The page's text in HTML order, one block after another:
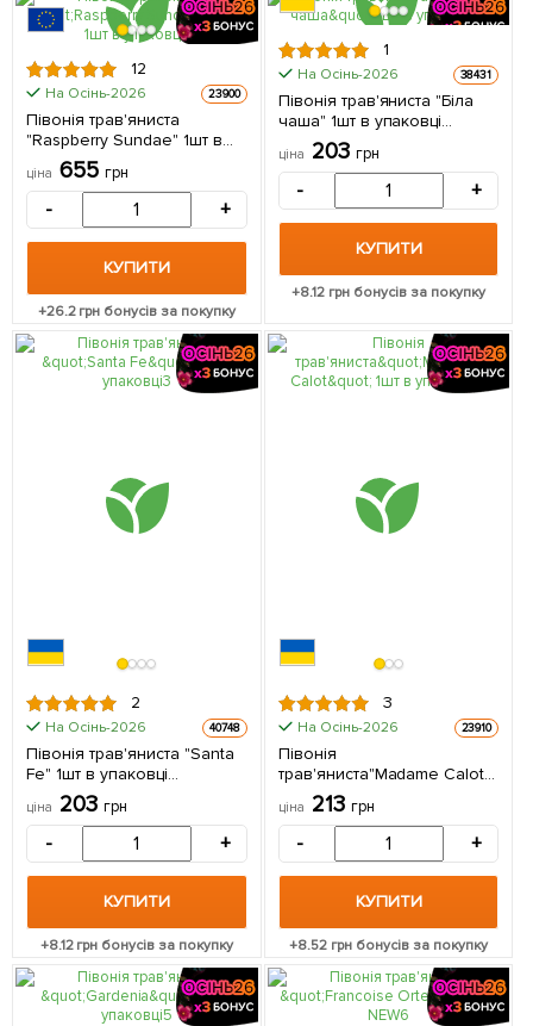
12
На Осінь-2026 23900
Півонія трав'яниста
"Raspberry Sundae" 1шт в
упаковці (Кореневище)
ціна 655 грн
- +
КУПИТИ
+26.2грн бонусів за покупку
1
На Осінь-2026 38431
Півонія трав'яниста "Біла
чаша" 1шт в упаковці
(Кореневище)
ціна 203 грн
- +
КУПИТИ
+8.12 грн бонусів за покупку
2
На Осінь-2026 40748
Півонія трав'яниста "Santa
Fe" 1шт в упаковці
(Кореневище)
ціна 203 грн
- +
КУПИТИ
+8.12грн бонусів за покупку
3
На Осінь-2026 23910
Півонія
трав'яниста"Madame Calot"
1шт в упаковці
(Кореневище)
ціна 213 грн
- +
КУПИТИ
+8.52 грн бонусів за покупку